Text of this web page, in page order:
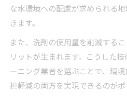
な水環境への配慮が求められる
きます。
また、洗剤の使用量を削減する
リットが生まれます。こうした
ーニング業者を選ぶことで、環
担軽減の両方を実現できるのがポ